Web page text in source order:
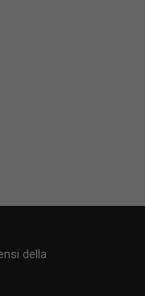
della